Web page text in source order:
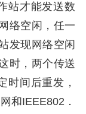
站才能发送数
络空闲，任一
发现网络空闲
时，两个传送
时间后重发，
和IEEE802．